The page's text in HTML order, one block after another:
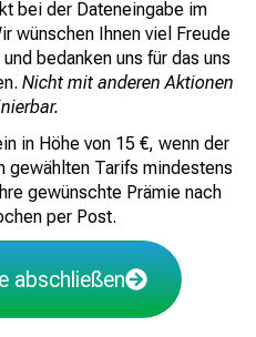
bei der Dateneingabe im
wünschen Ihnen viel Freude
bedanken uns für das uns
Nicht mit anderen Aktionen
in Höhe von 15 €, wenn der
gewählten Tarifs mindestens
gewünschte Prämie nach
per Post.
abschließen